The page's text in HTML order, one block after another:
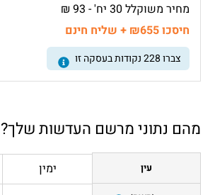
מחיר משוקלל 30 יח' - 93 ₪
חיסכו ₪655 + שליח חינם
צברו228נקודות בעסקה זו
מהם נתוני מרשם העדשות שלך?
עין
ימין